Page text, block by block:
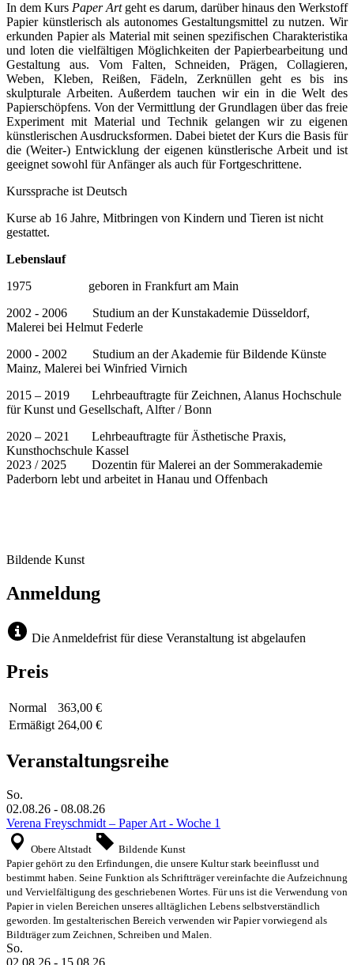
In dem Kurs Paper Artgeht es darum, darüber hinaus den Werkstoff
Papier künstlerisch als autonomes Gestaltungsmittel zu nutzen. Wir
erkunden Papier als Material mit seinen spezifischen Charakteristika
und loten die vielfältigen Möglichkeiten der Papierbearbeitung und
Gestaltung aus. Vom Falten, Schneiden, Prägen, Collagieren,
Weben, Kleben, Reißen, Fädeln, Zerknüllen geht es bis ins
skulpturale Arbeiten. Außerdem tauchen wir ein in die Welt des
Papierschöpfens. Von der Vermittlung der Grundlagen über das freie
Experiment mit Material und Technik gelangen wir zu eigenen
künstlerischen Ausdrucksformen. Dabei bietet der Kurs die Basis für
die (Weiter-) Entwicklung der eigenen künstlerische Arbeit und ist
geeignet sowohl für Anfänger als auch für Fortgeschrittene.
Kurssprache ist Deutsch
Kurse ab 16 Jahre, Mitbringen von Kindern und Tieren ist nicht
gestattet.
Lebenslauf
1975 geboren in Frankfurt am Main
2002 - 2006 Studium an der Kunstakademie Düsseldorf,
Malerei bei Helmut Federle
2000 - 2002 Studium an der Akademie für Bildende Künste
Mainz, Malerei bei Winfried Virnich
2015 – 2019 Lehrbeauftragte für Zeichnen, Alanus Hochschule
für Kunst und Gesellschaft, Alfter / Bonn
2020 – 2021 Lehrbeauftragte für Ästhetische Praxis,
Kunsthochschule Kassel
2023 / 2025 Dozentin für Malerei an der Sommerakademie
Paderborn lebt und arbeitet in Hanau und Offenbach
Bildende Kunst
Anmeldung
Die Anmeldefrist für diese Veranstaltung ist abgelaufen
Preis
Normal
363,00 €
Ermäßigt 264,00 €
Veranstaltungsreihe
So.
02.08.26 - 08.08.26
Verena Freyschmidt – Paper Art - Woche 1
Obere Altstadt
Bildende Kunst
Papier gehört zu den Erfindungen, die unsere Kultur stark beeinflusst und
bestimmt haben. Seine Funktion als Schriftträger vereinfachte die Aufzeichnung
und Vervielfältigung des geschriebenen Wortes. Für uns ist die Verwendung von
Papier in vielen Bereichen unseres alltäglichen Lebens selbstverständlich
geworden. Im gestalterischen Bereich verwenden wir Papier vorwiegend als
Bildträger zum Zeichnen, Schreiben und Malen.
So.
02.08.26 - 15.08.26